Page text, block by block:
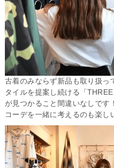
古着のみならず新品も取り扱っ
タイルを提案し続ける「
が見つかること間違いなしです
コーデを一緒に考えるのも楽し